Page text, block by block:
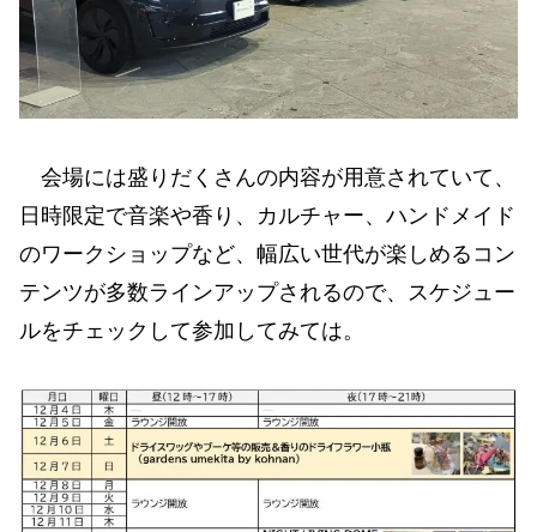
会場には盛りだくさんの内容が用意されていて、
日時限定で音楽や香り、カルチャー、ハンドメイド
のワークショップなど、幅広い世代が楽しめるコン
テンツが多数ラインアップされるので、スケジュー
ルをチェックして参加してみては。